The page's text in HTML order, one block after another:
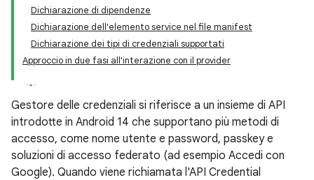
Dichiarazione di dipendenze
Dichiarazione dell'elemento service nel file manifest
Dichiarazione dei tipi di credenziali supportati
Approccio in due fasi all'interazione con il provider
Gestore delle credenziali si riferisce a un insieme di API
introdotte in Android 14 che supportano più metodi di
accesso, come nome utente e password, passkey e
soluzioni di accesso federato (ad esempio Accedi con
Google). Quando viene richiamata l'API Credential